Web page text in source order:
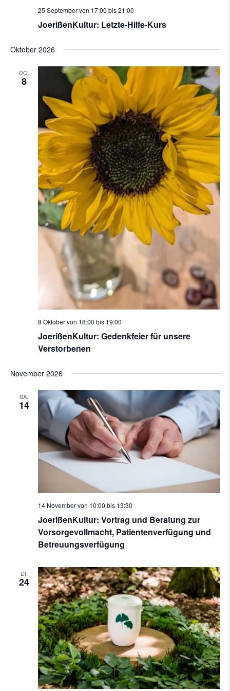
JoerißenKultur: Letzte-Hilfe-Kurs
25 September von 17:00 bis21:00
Oktober 2026
DO.
8
JoerißenKultur: Gedenkfeier für unsere
Verstorbenen
8 Oktober von 18:00 bis 19:00
November 2026
SA.
14
JoerißenKultur: Vortrag und Beratung zur
Vorsorgevollmacht, Patientenverfügung und
Betreuungsverfügung
14 November von 10:00 bis 13:30
DI.
24